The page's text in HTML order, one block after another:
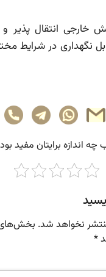
خارجی انتقال پذیر و
نگهداری در شرایط
اندازه برایتان مفید
نخواهد شد. بخش‌های
*